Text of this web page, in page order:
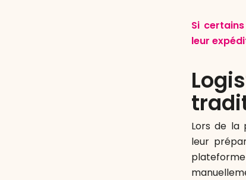
Si
leur
Lors de la
leur